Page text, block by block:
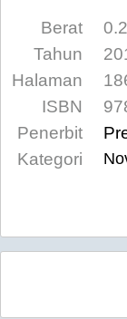
Berat
Tahun
Halaman
ISBN
Penerbit
Kategori